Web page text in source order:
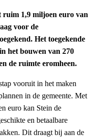
ruim 1,9 miljoen euro van
voor de
Het toegekende
het bouwen van 270
de ruimte eromheen.
vooruit in het maken
in de gemeente. Met
euro kan Stein de
en betaalbare
Dit draagt bij aan de